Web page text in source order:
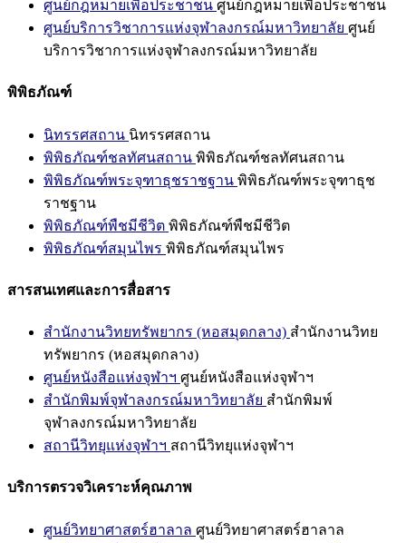
ศูนย์กฎหมายเพื่อประชาชน ศูนย์กฎหมายเพื่อประชาชน
ศูนย์บริการวิชาการแห่งจุฬาลงกรณ์มหาวิทยาลัย ศูนย์
บริการวิชาการแห่งจุฬาลงกรณ์มหาวิทยาลัย
พิพิธภัณฑ์
นิทรรศสถาน นิทรรศสถาน
พิพิธภัณฑ์ชลทัศนสถาน พิพิธภัณฑ์ชลทัศนสถาน
พิพิธภัณฑ์พระจุฑาธุชราชฐาน พิพิธภัณฑ์พระจุฑาธุช
ราชฐาน
พิพิธภัณฑ์พืชมีชีวิต พิพิธภัณฑ์พืชมีชีวิต
พิพิธภัณฑ์สมุนไพร พิพิธภัณฑ์สมุนไพร
สารสนเทศและการสื่อสาร
สำนักงานวิทยทรัพยากร (หอสมุดกลาง) สำนักงานวิทย
ทรัพยากร (หอสมุดกลาง)
ศูนย์หนังสือแห่งจุฬาฯ ศูนย์หนังสือแห่งจุฬาฯ
สำนักพิมพ์จุฬาลงกรณ์มหาวิทยาลัย สำนักพิมพ์
จุฬาลงกรณ์มหาวิทยาลัย
สถานีวิทยุแห่งจุฬาฯ สถานีวิทยุแห่งจุฬาฯ
บริการตรวจวิเคราะห์คุณภาพ
ศูนย์วิทยาศาสตร์ฮาลาล ศูนย์วิทยาศาสตร์ฮาลาล